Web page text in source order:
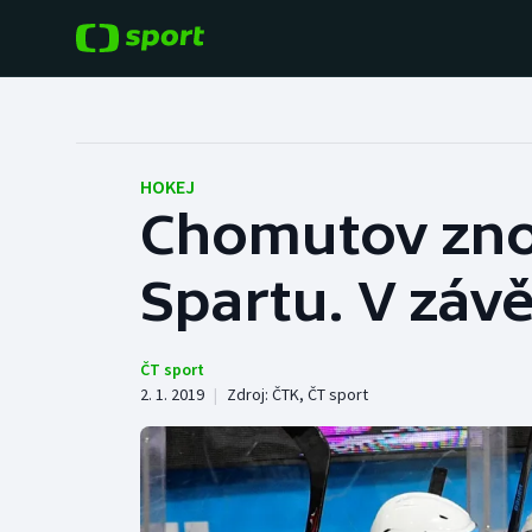
Hokej
Tenis
Cyklistika
Baseball a softbal
Basketbal
Boby a skeleton
Box
HOKEJ
Chomutov
Spartu. V
ČT sport
2. 1. 2019 | Zdroj: ČTK, ČT sport